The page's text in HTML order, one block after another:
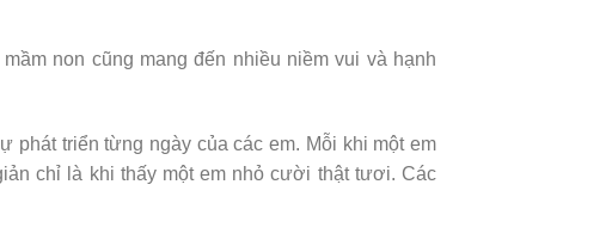
non cũng mang đến nhiều niềm vui và hạnh
triển từng ngày của các em. Mỗi khi một em
chỉ là khi thấy một em nhỏ cười thật tươi. Các